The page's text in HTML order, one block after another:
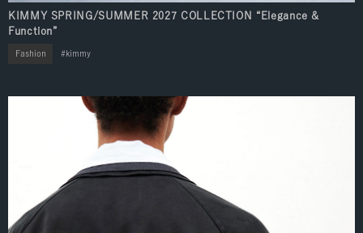
KIMMY SPRING/SUMMER 2027 COLLECTION “Elegance &
Function”
Fashion kimmy